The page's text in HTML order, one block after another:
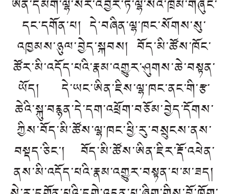
ཨིན་དམག་ལྷ་སར་འབྱོར་ཏེ་ལྷ་སའི་ཁྲོམ་གཞུང་
དང་དགོན་པ། དེ་བཞིན་ལྷ་ཁང་སོགས་སུ་
འཁྱམས་ཉུལ་བྱེད་སྐབས། བོད་མི་ཚོས་ཁོང་
ཚོར་མི་འདོད་པའི་རྣམ་འགྱུར་ཤུགས་ཆེ་བསྟན་
ཡོད། དེ་ཡང་ཨིན་ཇིས་ལྷ་ཁང་ནང་གི་རྩ་
ཆེའི་སྐུ་བརྙན་དེ་དག་འཕྲོག་བཅོམ་བྱེད་དོགས་
ཀྱིས་བོད་མི་ཚོས་ལྷ་ཁང་ཕྱི་རུ་བསྲུངས་ནས་
བསྡད་ཅིང་། བོད་མི་ཚོས་ཨིན་ཇིར་རྡོ་འཕེན་
ནས་མི་འདོད་པའི་རྣམ་འགྱུར་བསྟན་པ་མ་ཟད།